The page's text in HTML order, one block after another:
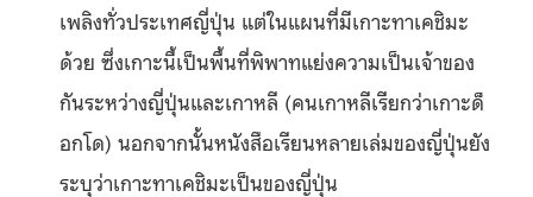
เพลิงทั่วประเทศญี่ปุ่น แต่ในแผนที่มีเกาะทาเคชิมะ
ด้วย ซึ่งเกาะนี้เป็นพื้นที่พิพาทแย่งความเป็นเจ้าของ
กันระหว่างญี่ปุ่นและเกาหลี (คนเกาหลีเรียกว่าเกาะด็
อกโด) นอกจากนั้นหนังสือเรียนหลายเล่มของญี่ปุ่นยัง
ระบุว่าเกาะทาเคชิมะเป็นของญี่ปุ่น